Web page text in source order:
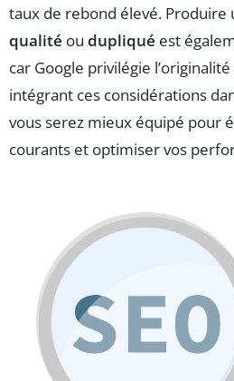
taux de rebond élevé. Produire
qualité ou dupliqué est
car Google privilégie
intégrant ces considérations
vous serez mieux équipé pour
courants et optimiser vos